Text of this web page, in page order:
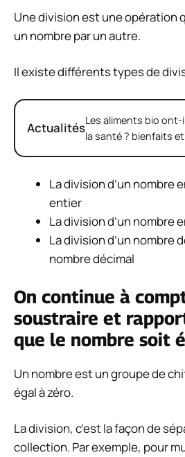
Une division est une opération
un nombre par un autre.
Il existe différents types de
ActualitésLes aliments bio
la santé ? bienfaits
La division d’un nombre
entier
La division d’un nombre
La division d’un nombre
nombre décimal
On continue à
soustraire et
que le nombre soit
Un nombre est un groupe de
égal à zéro.
La division, c’est la façon de
collection. Par exemple, pour